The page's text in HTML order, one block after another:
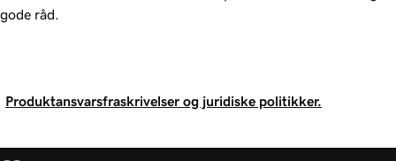
gode råd.
Produktansvarsfraskrivelser og juridiske politikker.